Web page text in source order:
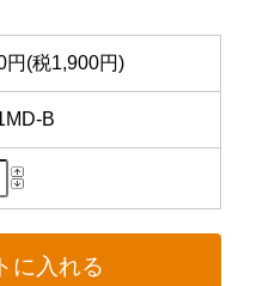
円(税1,900円)
B
に入れる